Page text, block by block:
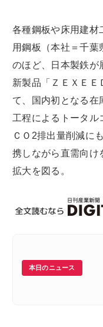
各種鋼板や床用建材
用鋼板（本社＝千葉
のほど、日本製鉄が
新製品「ＺＥＸＥＥ
て、国内初となる在
工程によるトータル
ＣＯ2排出量削減に
携しながら直需向け
拡大を図る。
本日のニュース